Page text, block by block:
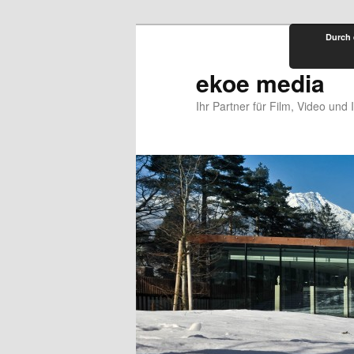
ekoe media
Ihr Partner für Film, Video und
Durch